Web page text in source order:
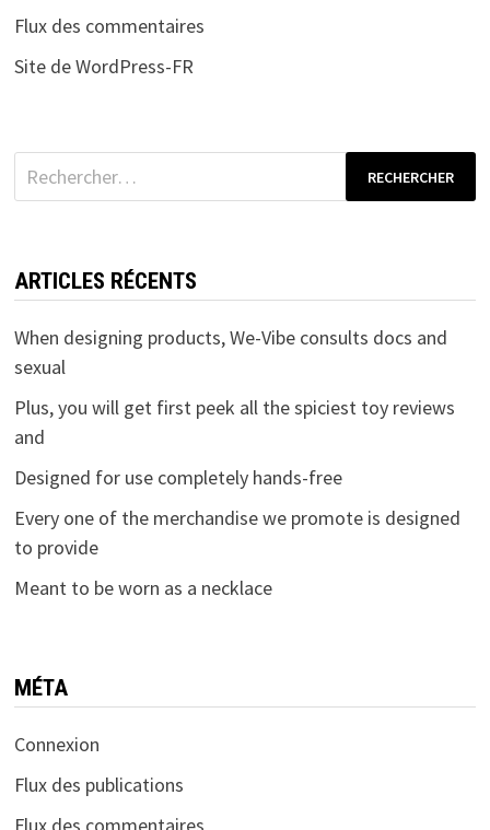
Flux des commentaires
Site de WordPress-FR
Rechercher :
ARTICLES RÉCENTS
When designing products, We-Vibe consults docs and
sexual
Plus, you will get first peek all the spiciest toy reviews
and
Designed for use completely hands-free
Every one of the merchandise we promote is designed
to provide
Meant to be worn as a necklace
MÉTA
Connexion
Flux des publications